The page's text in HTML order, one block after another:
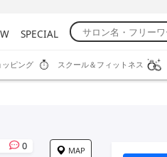
SPECIAL
ッピング スクール＆フィットネス
0 MAP